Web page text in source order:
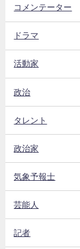
コメンテーター
ドラマ
活動家
政治
タレント
政治家
気象予報士
芸能人
記者